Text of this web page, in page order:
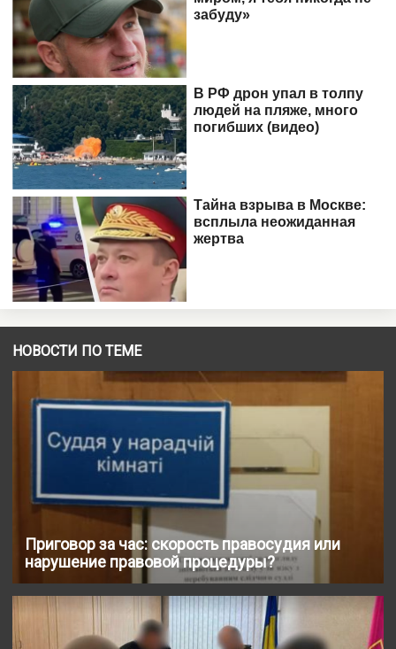
НОВОСТИ ПО ТЕМЕ
Приговор за час: скорость правосудия или
нарушение правовой процедуры?